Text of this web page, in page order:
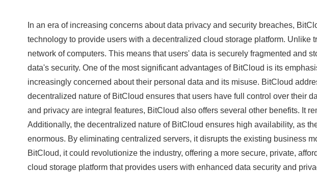
In an era of increasing concerns about data privacy and security breaches,
technology to provide users with a decentralized cloud storage platform.
network of computers. This means that users' data is securely fragmented and
data's security. One of the most significant advantages of BitCloud is its
increasingly concerned about their personal data and its misuse. BitCloud
decentralized nature of BitCloud ensures that users have full control over their
and privacy are integral features, BitCloud also offers several other benefits. It
Additionally, the decentralized nature of BitCloud ensures high availability, as
enormous. By eliminating centralized servers, it disrupts the existing business
BitCloud, it could revolutionize the industry, offering a more secure, private,
cloud storage platform that provides users with enhanced data security and